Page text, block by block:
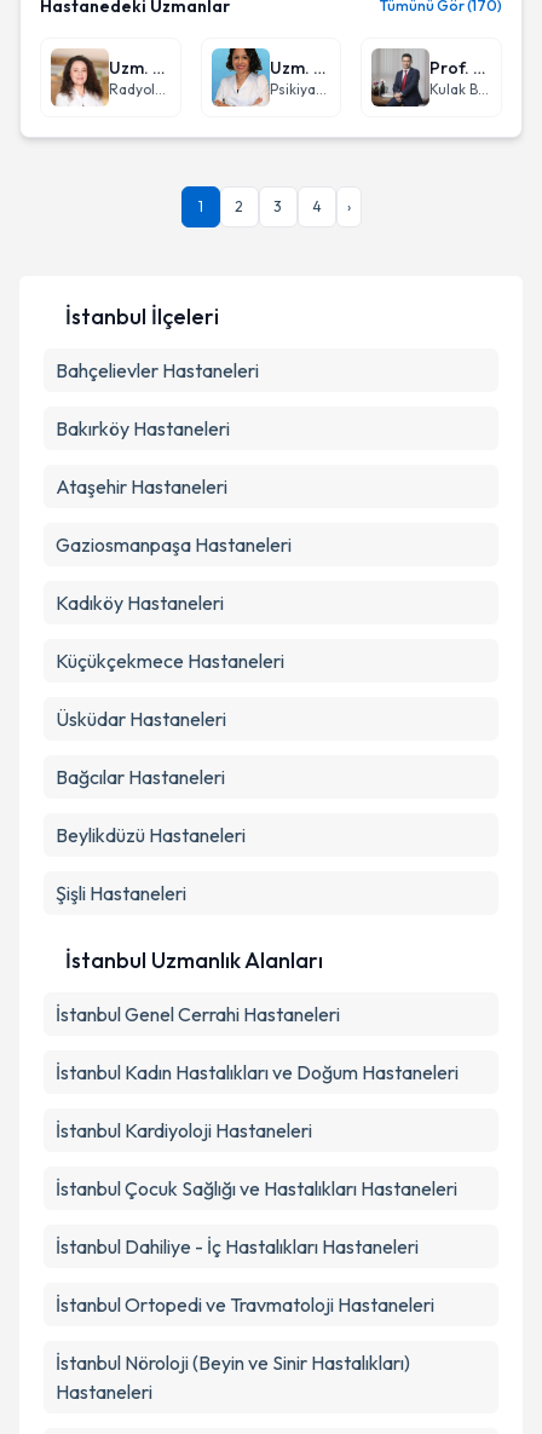
Hastanedeki Uzmanlar Tümünü Gör (170)
Uzm. Dr. Gülen Safiye Temel
Radyoloji
Uzm. Dr. Sevda Gümüş Şanlı
Psikiyatri
Prof. Dr. Ümit Taşkın
Kulak Burun Boğaz hastalıkları - KBB
1 2 3 4 ›
İstanbul İlçeleri
Bahçelievler Hastaneleri
Bakırköy Hastaneleri
Ataşehir Hastaneleri
Gaziosmanpaşa Hastaneleri
Kadıköy Hastaneleri
Küçükçekmece Hastaneleri
Üsküdar Hastaneleri
Bağcılar Hastaneleri
Beylikdüzü Hastaneleri
Şişli Hastaneleri
İstanbul Uzmanlık Alanları
İstanbulGenel Cerrahi Hastaneleri
İstanbul Kadın Hastalıkları ve Doğum Hastaneleri
İstanbul Kardiyoloji Hastaneleri
İstanbulÇocuk Sağlığı ve Hastalıkları Hastaneleri
İstanbul Dahiliye - İç Hastalıkları Hastaneleri
İstanbulOrtopedi ve Travmatoloji Hastaneleri
İstanbul Nöroloji (Beyin ve Sinir Hastalıkları)
Hastaneleri